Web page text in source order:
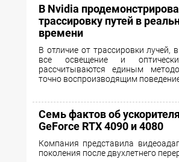
В Nvidia
трассировку путей в
времени
В отличие от трассировки лучей,
все освещение и
рассчитываются единым
точно воспроизводящим
Семь фактов об
GeForce RTX 4090 и 4080
Компания представила
поколения после двухлетнего